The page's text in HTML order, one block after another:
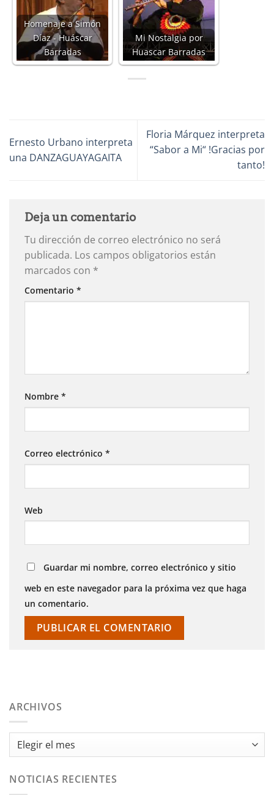
Homenaje a Simón
Díaz - Huáscar
Barradas
Mi Nostalgia por
Huascar Barradas
Ernesto Urbano interpreta
una DANZAGUAYAGAITA
Floria Márquez interpreta
“Sabor a Mi“ !Gracias por
tanto!
Deja un comentario
Tu dirección de correo electrónico no será
publicada. Los campos obligatorios están
marcados con *
Comentario *
Nombre *
Correo electrónico *
Web
Guardar mi nombre, correo electrónico y sitio
web en este navegador para la próxima vez que haga
un comentario.
ARCHIVOS
Archivos
NOTICIAS RECIENTES